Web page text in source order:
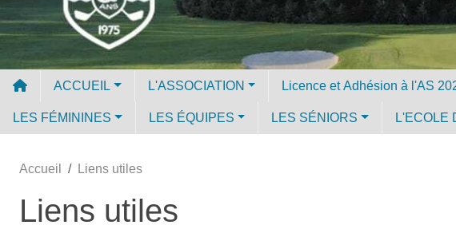
ACCUEIL L'ASSOCIATION Licence et
LES FÉMININES LES ÉQUIPES LES SÉNIORS L'ECOLE
Accueil Liens utiles
Liens utiles